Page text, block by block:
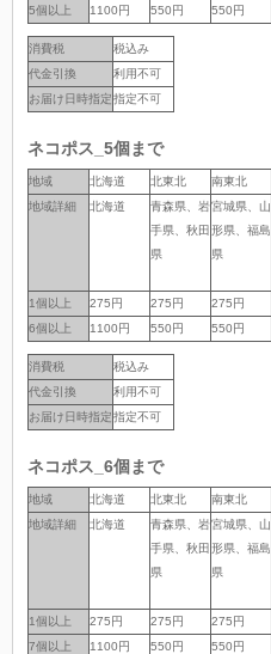
5個以上 1100円 550円 550円
5個以上
消費税
税込み
代金引換
利用不可
お届け日時指定指定不可
ネコポス_5個まで
地域 北海道 北東北 南東北
地域詳細
北海道
青森県、岩
手県、秋田
県
宮城県、山
形県、福島
県
1個以上 275円 275円 275円
6個以上
1100円 550円 550円
地域
地域詳細
1個以上
6個以上
消費税
税込み
代金引換
利用不可
お届け日時指定指定不可
ネコポス_6個まで
地域 北海道 北東北 南東北
地域詳細
北海道
青森県、岩
手県、秋田
県
宮城県、山
形県、福島
県
1個以上 275円 275円 275円
7個以上
1100円 550円 550円
地域
地域詳細
1個以上
7個以上